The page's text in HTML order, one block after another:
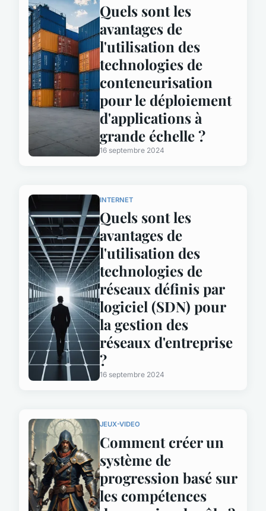
Quels sont les
avantages de
l'utilisation des
technologies de
conteneurisation
pour le déploiement
d'applications à
grande échelle ?
16 septembre 2024
INTERNET
Quels sont les
avantages de
l'utilisation des
technologies de
réseaux définis par
logiciel (SDN) pour
la gestion des
réseaux d'entreprise
?
16 septembre 2024
JEUX-VIDEO
Comment créer un
système de
progression basé sur
les compétences